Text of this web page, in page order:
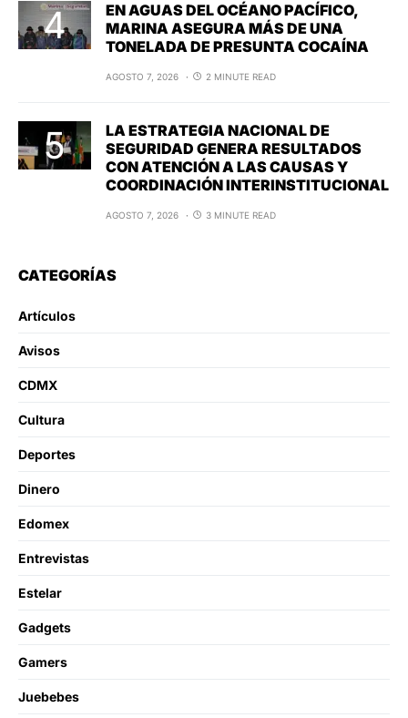
EN AGUAS DEL OCÉANO PACÍFICO,
MARINA ASEGURA MÁS DE UNA
TONELADA DE PRESUNTA COCAÍNA
AGOSTO 7, 2026 2 MINUTE READ
LA ESTRATEGIA NACIONAL DE
SEGURIDAD GENERA RESULTADOS
CON ATENCIÓN A LAS CAUSAS Y
COORDINACIÓN INTERINSTITUCIONAL
AGOSTO 7, 2026 3 MINUTE READ
CATEGORÍAS
Artículos
Avisos
CDMX
Cultura
Deportes
Dinero
Edomex
Entrevistas
Estelar
Gadgets
Gamers
Juebebes